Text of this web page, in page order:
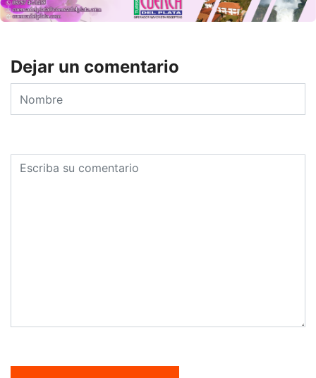
Dejar un comentario